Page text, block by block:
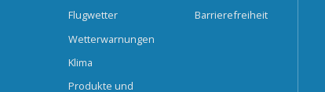
Flugwetter
Wetterwarnungen
Klima
Produkte und
Barrierefreiheit